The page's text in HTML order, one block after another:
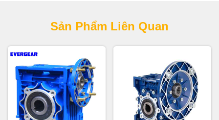
Sản Phẩm Liên Quan